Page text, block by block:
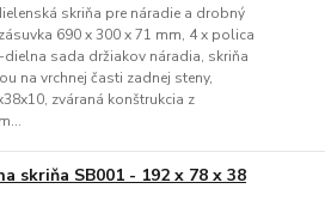
skriňa pre náradie a drobný
690 x 300 x 71 mm, 4 x polica
dielna sada držiakov náradia, skriňa
na vrchnej časti zadnej steny,
zváraná konštrukcia z
skriňa SB001 - 192 x 78 x 38